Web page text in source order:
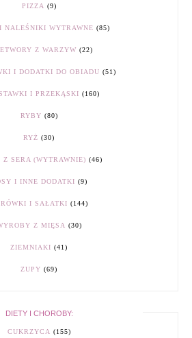
PIZZA (9)
NALEŚNIKI WYTRAWNE (85)
Z WARZYW (22)
I DODATKI DO OBIADU (51)
I PRZEKĄSKI (160)
RYBY (80)
RYŻ (30)
Z SERA (WYTRAWNIE) (46)
I INNE DODATKI (9)
I SAŁATKI (144)
Z MIĘSA (30)
ZIEMNIAKI (41)
ZUPY (69)
DIETY I CHOROBY:
CUKRZYCA (155)